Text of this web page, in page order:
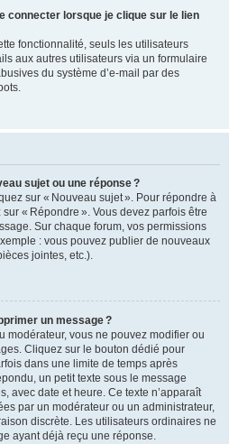
connecter lorsque je clique sur le lien
fonctionnalité, seuls les utilisateurs
aux autres utilisateurs via un formulaire
du système d’e-mail par des
sujet ou une réponse ?
sur « Nouveau sujet ». Pour répondre à
« Répondre ». Vous devez parfois être
Sur chaque forum, vos permissions
: vous pouvez publier de nouveaux
jointes, etc.).
un message ?
modérateur, vous ne pouvez modifier ou
Cliquez sur le bouton dédié pour
dans une limite de temps après
un petit texte sous le message
avec date et heure. Ce texte n’apparaît
par un modérateur ou un administrateur,
discrète. Les utilisateurs ordinaires ne
ayant déjà reçu une réponse.